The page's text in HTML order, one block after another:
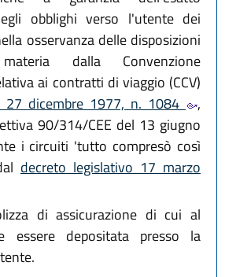
obblighi verso l'utente dei
osservanza delle disposizioni
dalla Convenzione
ai contratti di viaggio (CCV)
27 dicembre 1977, n. 1084
,
90/314/CEE del 13 giugno
i circuiti 'tutto compresò così
decreto legislativo 17 marzo
di assicurazione di cui al
essere depositata presso la